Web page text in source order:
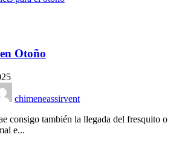
Otoño
chimeneassirvent
consigo también la llegada del fresquito o
e...